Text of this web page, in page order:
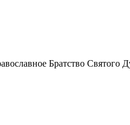
Братство